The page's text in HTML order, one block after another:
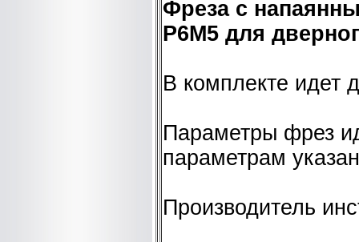
Фреза с
Р6М5 для
В комплекте идет
Параметры фрез
параметрам
Производитель